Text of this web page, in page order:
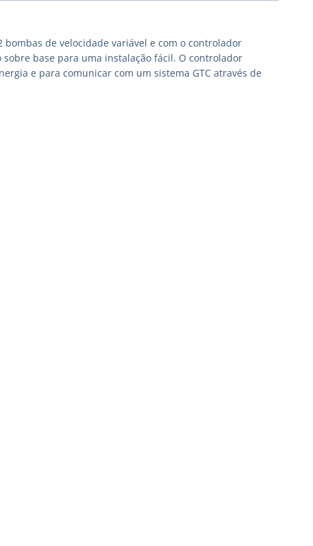
de velocidade variável e com o controlador
base para uma instalação fácil. O controlador
e para comunicar com um sistema GTC através de